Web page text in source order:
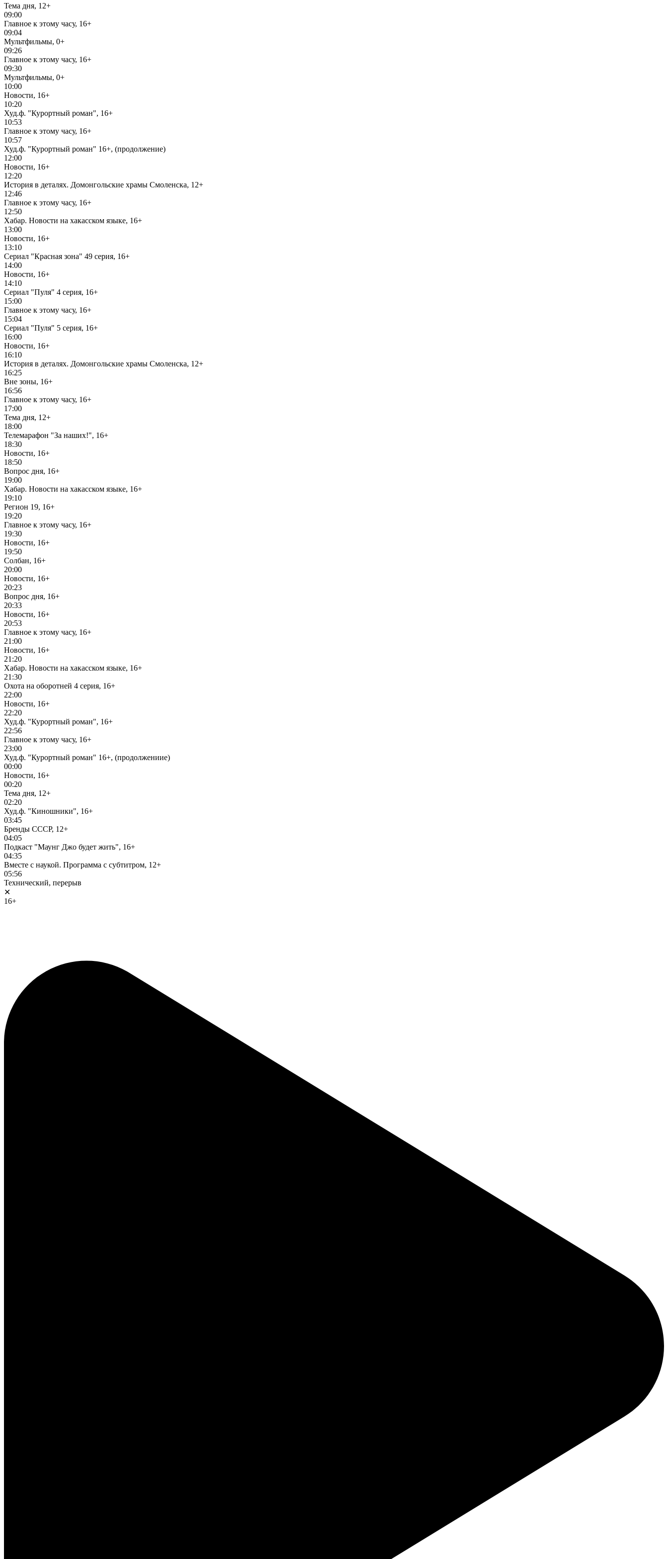
Тема дня, 12+
09:00
Главное к этому часу, 16+
09:04
Мультфильмы, 0+
09:26
Главное к этому часу, 16+
09:30
Мультфильмы, 0+
10:00
Новости, 16+
10:20
Худ.ф. "Курортный роман", 16+
10:53
Главное к этому часу, 16+
10:57
Худ.ф. "Курортный роман" 16+, (продолжение)
12:00
Новости, 16+
12:20
История в деталях. Домонгольские храмы Смоленска, 12+
12:46
Главное к этому часу, 16+
12:50
Хабар. Новости на хакасском языке, 16+
13:00
Новости, 16+
13:10
Сериал "Красная зона" 49 серия, 16+
14:00
Новости, 16+
14:10
Сериал "Пуля" 4 серия, 16+
15:00
Главное к этому часу, 16+
15:04
Сериал "Пуля" 5 серия, 16+
16:00
Новости, 16+
16:10
История в деталях. Домонгольские храмы Смоленска, 12+
16:25
Вне зоны, 16+
16:56
Главное к этому часу, 16+
17:00
Тема дня, 12+
18:00
Телемарафон "За наших!", 16+
18:30
Новости, 16+
18:50
Вопрос дня, 16+
19:00
Хабар. Новости на хакасском языке, 16+
19:10
Регион 19, 16+
19:20
Главное к этому часу, 16+
19:30
Новости, 16+
19:50
Солбан, 16+
20:00
Новости, 16+
20:23
Вопрос дня, 16+
20:33
Новости, 16+
20:53
Главное к этому часу, 16+
21:00
Новости, 16+
21:20
Хабар. Новости на хакасском языке, 16+
21:30
Охота на оборотней 4 серия, 16+
22:00
Новости, 16+
22:20
Худ.ф. "Курортный роман", 16+
22:56
Главное к этому часу, 16+
23:00
Худ.ф. "Курортный роман" 16+, (продолжениие)
00:00
Новости, 16+
00:20
Тема дня, 12+
02:20
Худ.ф. "Киношники", 16+
03:45
Бренды СССР, 12+
04:05
Подкаст "Маунг Джо будет жить", 16+
04:35
Вместе с наукой. Программа с субтитром, 12+
05:56
Технический, перерыв
✕
16+